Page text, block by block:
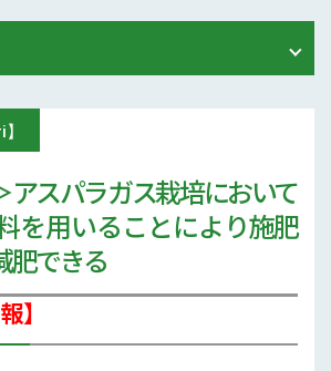
アスパラガス栽培において
を用いることにより施肥
肥できる
】
震関連情報